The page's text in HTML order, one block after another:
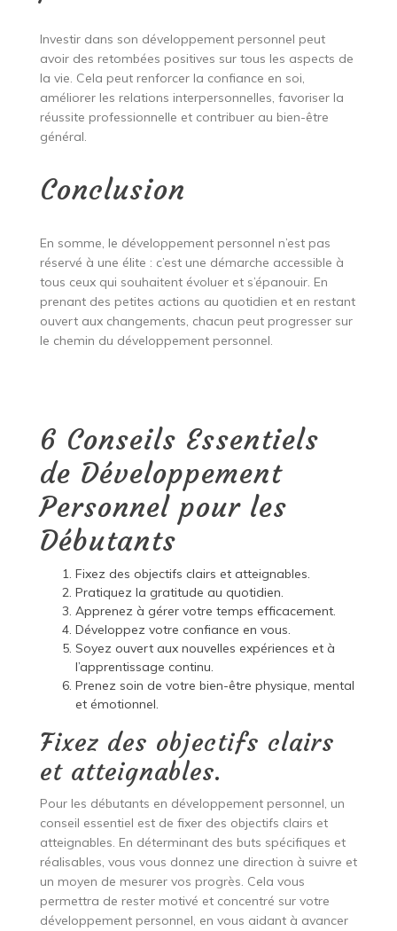
Investir dans son développement personnel peut
avoir des retombées positives sur tous les aspects de
la vie. Cela peut renforcer la confiance en soi,
améliorer les relations interpersonnelles, favoriser la
réussite professionnelle et contribuer au bien-être
général.
Conclusion
En somme, le développement personnel n’est pas
réservé à une élite : c’est une démarche accessible à
tous ceux qui souhaitent évoluer et s’épanouir. En
prenant des petites actions au quotidien et en restant
ouvert aux changements, chacun peut progresser sur
le chemin du développement personnel.
6 Conseils Essentiels
de Développement
Personnel pour les
Débutants
Fixez des objectifs clairs et atteignables.
Pratiquez la gratitude au quotidien.
Apprenez à gérer votre temps efficacement.
Développez votre confiance en vous.
Soyez ouvert aux nouvelles expériences et à
l’apprentissage continu.
Prenez soin de votre bien-être physique, mental
et émotionnel.
Fixez des objectifs clairs
et atteignables.
Pour les débutants en développement personnel, un
conseil essentiel est de fixer des objectifs clairs et
atteignables. En déterminant des buts spécifiques et
réalisables, vous vous donnez une direction à suivre et
un moyen de mesurer vos progrès. Cela vous
permettra de rester motivé et concentré sur votre
développement personnel, en vous aidant à avancer